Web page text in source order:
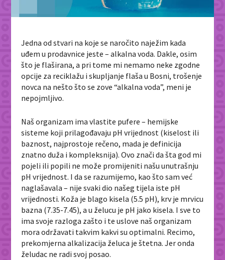
Jedna od stvari na koje se naročito naježim kada
uđem u prodavnice jeste – alkalna voda. Dakle, osim
što je flaširana, a pri tome mi nemamo neke zgodne
opcije za reciklažu i skupljanje flaša u Bosni, trošenje
novca na nešto što se zove “alkalna voda”, meni je
nepojmljivo.
Naš organizam ima vlastite pufere – hemijske
sisteme koji prilagođavaju pH vrijednost (kiselost ili
baznost, najprostoje rečeno, mada je definicija
znatno duža i kompleksnija). Ovo znači da šta god mi
pojeli ili popili ne može promijeniti našu unutrašnju
pH vrijednost. I da se razumijemo, kao što sam već
naglašavala – nije svaki dio našeg tijela iste pH
vrijednosti. Koža je blago kisela (5.5 pH), krv je mrvicu
bazna (7.35-7.45), a u želucu je pH jako kisela. I sve to
ima svoje razloga zašto i te uslove naš organizam
mora održavati takvim kakvi su optimalni. Recimo,
prekomjerna alkalizacija želuca je štetna. Jer onda
želudac ne radi svoj posao.